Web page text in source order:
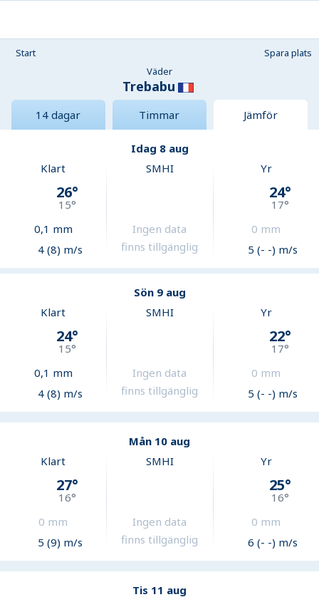
Start
Spara plats
Väder
Trebabu
14 dagar Timmar Jämför
Idag 8 aug
Klart
26°
15°
0,1 mm
4 (8) m/s
SMHI
Ingen data
finns tillgänglig
Yr
24°
17°
0 mm
5 (- -) m/s
Sön 9 aug
Klart
24°
15°
0,1 mm
4 (8) m/s
SMHI
Ingen data
finns tillgänglig
Yr
22°
17°
0 mm
5 (- -) m/s
Mån 10 aug
Klart
27°
16°
0 mm
5 (9) m/s
SMHI
Ingen data
finns tillgänglig
Yr
25°
16°
0 mm
6 (- -) m/s
Tis 11 aug